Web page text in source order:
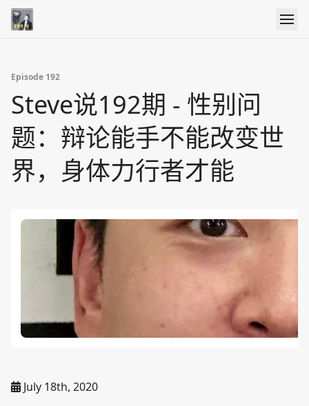
Episode 192
Steve说192期 - 性别问
题：辩论能手不能改变世
界，身体力行者才能
July 18th, 2020